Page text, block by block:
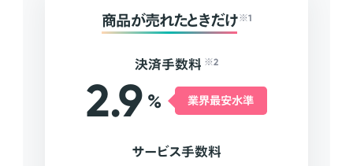
商品が売れたときだけ ※1
決済手数料 ※2
2.9 % 業界最安水準
サービス手数料